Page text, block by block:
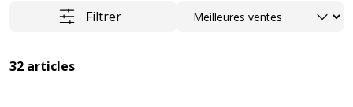
Filtrer Trier
32 articles